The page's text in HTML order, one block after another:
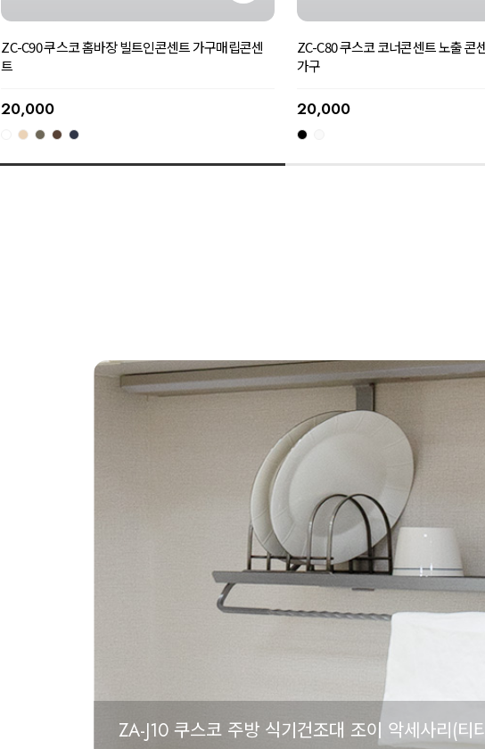
ZC-C90 쿠스코 홈바장 빌트인콘센트 가구매립콘센
트
20,000
ZC-C80 쿠스코 코너콘센트 노출 콘
가구
20,000
ZA-J10 쿠스코 주방 식기건조대 조이 악세사리(티